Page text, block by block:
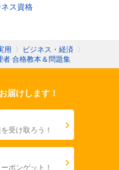
ス資格
用 〉 ビジネス・経済 〉
者 合格教本＆問題集
届けします！
受け取ろう！
ポンゲット！